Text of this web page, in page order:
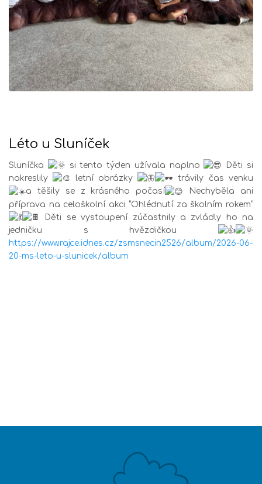
Léto u Sluníček
Sluníčka si tento týden užívala naplno
Děti si
nakreslily
letní obrázky
trávily čas venku
a těšily se z krásného počasí
Nechyběla ani
příprava na celoškolní akci “Ohlédnutí za školním rokem”
Děti se vystoupení zúčastnily a zvládly ho na
jedničku s hvězdičkou
https://www.rajce.idnes.cz/zsmsnecin2526/album/2026-06-
20-ms-leto-u-slunicek/album